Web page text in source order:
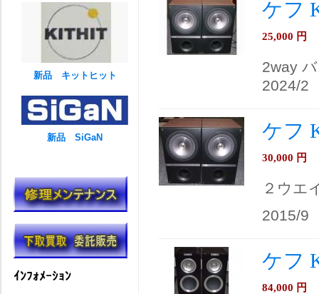
ケフ
25,000 円
2way
2024/2
ケフ
30,000 円
２ウエ
2015/9
ケフ
84,000 円
新品 キットヒット
新品 SiGaN
ｲﾝﾌｫﾒｰｼｮﾝ